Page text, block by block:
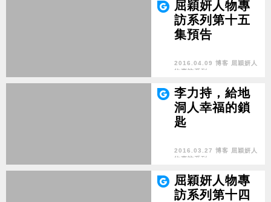
屈穎妍人物專
訪系列第十五
集預告
2016.04.09 博客 屈穎妍人
物專訪系列
李力持，給地
洞人幸福的鎖
匙
2016.03.27 博客 屈穎妍人
物專訪系列
屈穎妍人物專
訪系列第十四